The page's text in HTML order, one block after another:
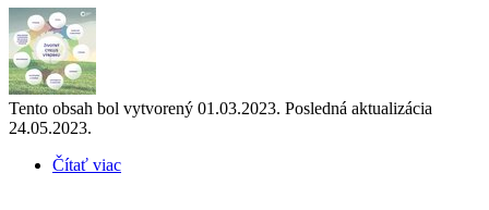
Tento obsah bol vytvorený 01.03.2023. Posledná aktualizácia
24.05.2023.
Čítať viac